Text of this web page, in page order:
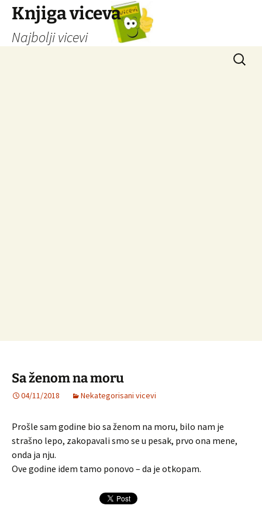
Knjiga viceva
Najbolji vicevi
Sa ženom na moru
04/11/2018 Nekategorisani vicevi
Prošle sam godine bio sa ženom na moru, bilo nam je
strašno lepo, zakopavali smo se u pesak, prvo ona mene,
onda ja nju.
Ove godine idem tamo ponovo – da je otkopam.